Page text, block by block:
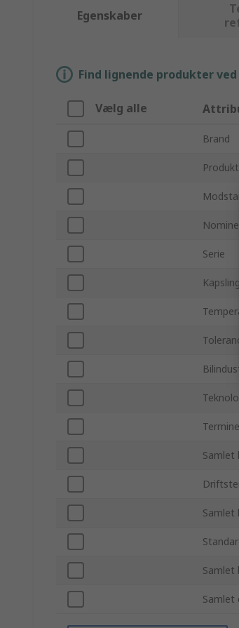
Egenskaber
Find lignende produkter
Vælg alle
Brand
Serie
Samlet
Samlet
Samlet
Samlet